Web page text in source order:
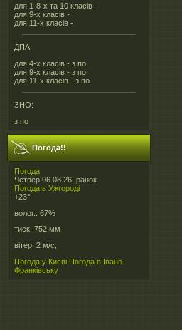
для 1-8-х та 10 класів -
для 9-х класів -
для 11-х класів -
ДПА:
для 4-х класів - з по
для 9-х класів - з по
для 11-х класів - з по
ЗНО:
з по
Погода!!
Погода
Четвер 06.08.26, ранок
Погода в Ужгороді
+23°
волог.: 67%
тиск: 752 мм
вітер: 2 м/с,
Погода у Києві Погода в Івано-
Франківську